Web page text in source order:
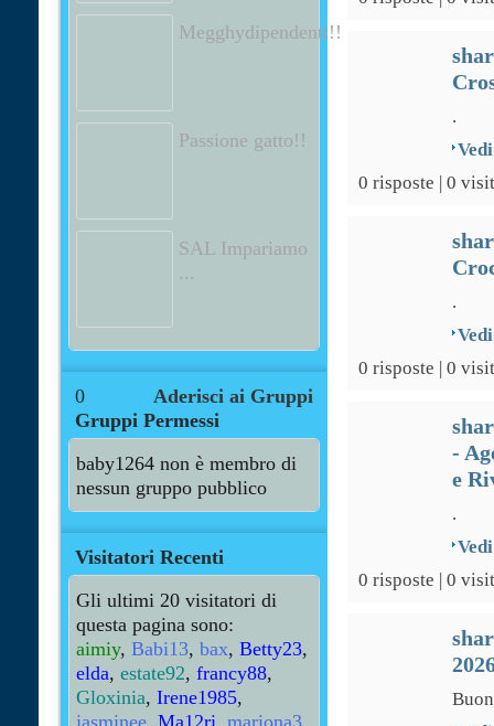
Megghydipendenti!!
Passione gatto!!
SAL Impariamo
...
Aderisci ai Gruppi
0
Gruppi Permessi
baby1264 non è membro di
nessun gruppo pubblico
Visitatori Recenti
Gli ultimi 20 visitatori di
questa pagina sono:
aimiy, Babi13, bax, Betty23,
elda, estate92, francy88,
Gloxinia, Irene1985,
.
0 risposte | 0
.
0 risposte | 0
-
e
.
0 risposte | 0